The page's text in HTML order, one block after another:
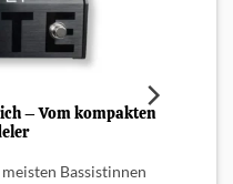
– Vom kompakten
Bassistinnen